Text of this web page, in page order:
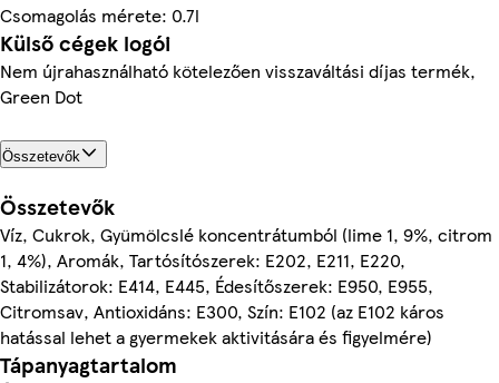
Csomagolás mérete: 0.7l
Külső cégek logói
Nem újrahasználható kötelezően visszaváltási díjas termék,
Green Dot
Összetevők
Összetevők
Víz, Cukrok, Gyümölcslé koncentrátumból (lime 1, 9%, citrom
1, 4%), Aromák, Tartósítószerek: E202, E211, E220,
Stabilizátorok: E414, E445, Édesítőszerek: E950, E955,
Citromsav, Antioxidáns: E300, Szín: E102 (az E102 káros
hatással lehet a gyermekek aktivitására és figyelmére)
Tápanyagtartalom